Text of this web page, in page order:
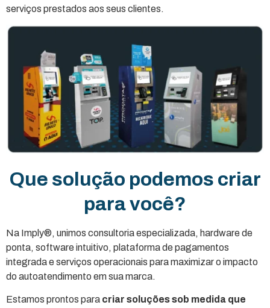
serviços prestados aos seus clientes.
Que solução podemos criar
para você?
Na Imply®, unimos consultoria especializada, hardware de
ponta, software intuitivo, plataforma de pagamentos
integrada e serviços operacionais para maximizar o impacto
do autoatendimento em sua marca.
Estamos prontos para criar soluções sob medida que